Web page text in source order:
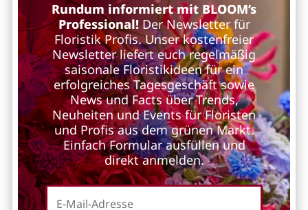
Rundum informiert mit BLOOM’s
Professional!Der Newsletter für
Floristik Profis. Unser kostenfreier
Newsletter liefert euch regelmäßig
saisonale Floristikideen für ein
erfolgreiches Tagesgeschäft sowie
News und Facts über Trends,
Neuheiten und Events für Floristen
und Profis aus dem grünen Markt.
Einfach Formular ausfüllen und
direkt anmelden.